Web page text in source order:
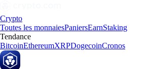
Crypto
Toutes les monnaiesPaniersEarnStaking
Tendance
BitcoinEthereumXRPDogecoinCronos